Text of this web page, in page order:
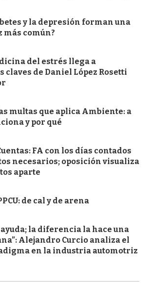
y la depresión forman una
más común?
del estrés llega a
claves de Daniel López Rosetti
multas que aplica Ambiente: a
y por qué
FA con los días contados
necesarios; oposición visualiza
aparte
de cal y de arena
la diferencia la hace una
Alejandro Curcio analiza el
en la industria automotriz